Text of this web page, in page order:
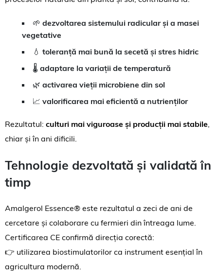
🌱 dezvoltarea sistemului radicular și a masei
vegetative
💧 toleranță mai bună la secetă și stres hidric
🌡️ adaptare la variații de temperatură
🌿 activarea vieții microbiene din sol
📈 valorificarea mai eficientă a nutrienților
Rezultatul: culturi mai viguroase și producții mai stabile,
chiar și în ani dificili.
Tehnologie dezvoltată și validată în
timp
Amalgerol Essence® este rezultatul a zeci de ani de
cercetare și colaborare cu fermieri din întreaga lume.
Certificarea CE confirmă direcția corectă:
👉 utilizarea biostimulatorilor ca instrument esențial în
agricultura modernă.